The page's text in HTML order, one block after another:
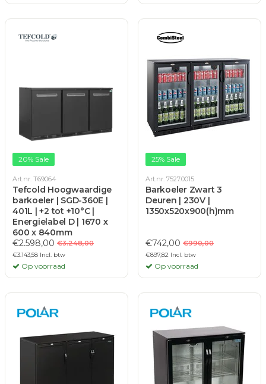
20% Sale
Art.nr. T69064
Tefcold Hoogwaardige
barkoeler | SGD-360E |
401L | +2 tot +10°C |
Energielabel D | 1670 x
600 x 840mm
€2.598,00 €3.248,00
€3.143,58 Incl. btw
Op voorraad
25% Sale
Art.nr. 7527.0015
Barkoeler Zwart 3
Deuren | 230V |
1350x520x900(h)mm
€742,00 €990,00
€897,82 Incl. btw
Op voorraad